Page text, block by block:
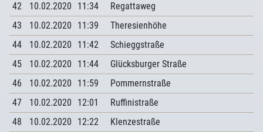
42
10.02.2020 11:34
Regattaweg
43
10.02.2020 11:39
Theresienhöhe
44
10.02.2020 11:42
Schieggstraße
45
10.02.2020 11:44
Glücksburger Straße
46
10.02.2020 11:59
Pommernstraße
47
10.02.2020 12:01
Ruffinistraße
48
10.02.2020 12:22
Klenzestraße